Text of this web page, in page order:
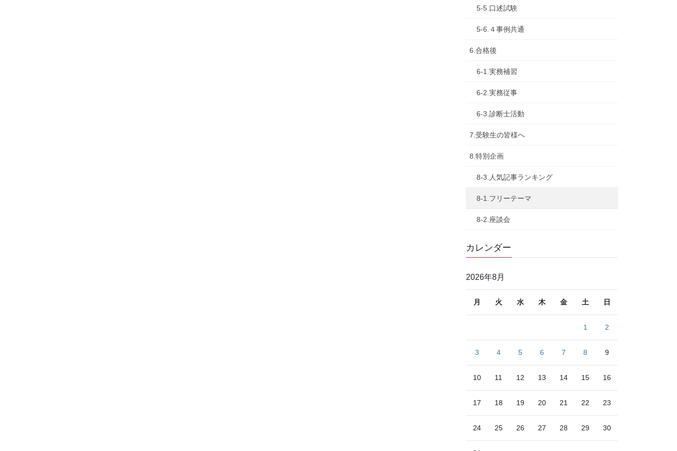
5-5.口述試験
5-6.４事例共通
6.合格後
6-1.実務補習
6-2.実務従事
6-3.診断士活動
7.受験生の皆様へ
8.特別企画
8-3.人気記事ランキング
8-1.フリーテーマ
8-2.座談会
カレンダー
2026年8月
月 火 水 木 金 土 日
1 2
3 4 5 6 7 8 9
10 11 12 13 14 15 16
17 18 19 20 21 22 23
24 25 26 27 28 29 30